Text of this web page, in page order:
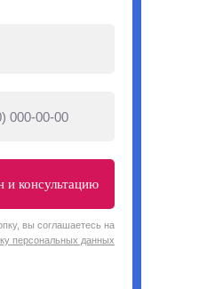
и консультацию
вы соглашаетесь на
персональных данных